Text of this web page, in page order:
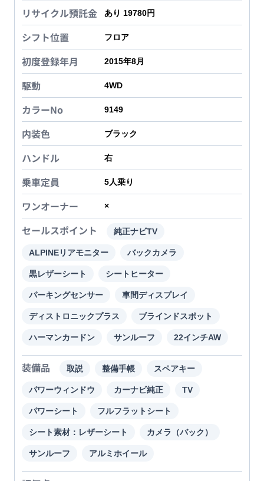
リサイクル預託金 あり 19780円
シフト位置 フロア
初度登録年月 2015年8月
駆動 4WD
カラーNo 9149
内装色 ブラック
ハンドル 右
乗車定員 5人乗り
ワンオーナー ×
セールスポイント 純正ナビTV
ALPINEリアモニター バックカメラ
黒レザーシート シートヒーター
パーキングセンサー 車間ディスプレイ
ディストロニックプラス ブラインドスポット
ハーマンカードン サンルーフ 22インチAW
装備品 取説 整備手帳 スペアキー
パワーウィンドウ カーナビ純正 TV
パワーシート フルフラットシート
シート素材：レザーシート カメラ（バック）
サンルーフ アルミホイール